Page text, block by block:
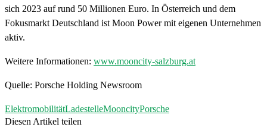
sich 2023 auf rund 50 Millionen Euro. In Österreich und dem
Fokusmarkt Deutschland ist Moon Power mit eigenen Unternehmen
aktiv.
Weitere Informationen: www.mooncity-salzburg.at
Quelle: Porsche Holding Newsroom
ElektromobilitätLadestelleMooncityPorsche
Diesen Artikel teilen